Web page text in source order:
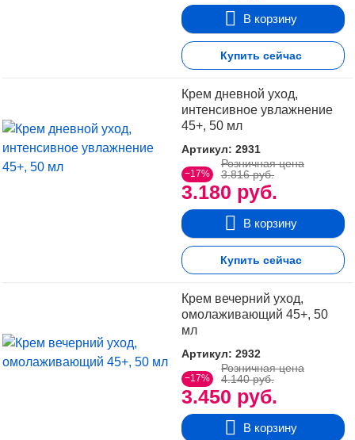
В корзину
Купить сейчас
Крем дневной уход,
интенсивное увлажнение
45+, 50 мл
Артикул: 2931
−17%
3.180 руб.
Розничная цена
3.816 руб.
В корзину
Купить сейчас
Крем вечерний уход,
омолаживающий 45+, 50
мл
Артикул: 2932
−17%
3.450 руб.
Розничная цена
4.140 руб.
В корзину